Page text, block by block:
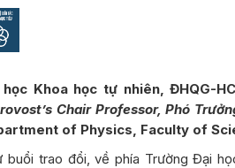
Khoa học tự nhiên, ĐHQG-
Chair Professor, Phó
of Physics, Faculty of
buổi trao đổi, về phía Trường Đại